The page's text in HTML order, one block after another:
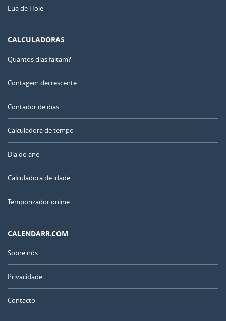
Lua de Hoje
CALCULADORAS
Quantos dias faltam?
Contagem decrescente
Contador de dias
Calculadora de tempo
Dia do ano
Calculadora de idade
Temporizador online
CALENDARR.COM
Sobre nós
Privacidade
Contacto